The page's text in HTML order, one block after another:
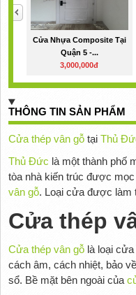
Cửa Nhựa Composite Tại
Quận 5 -...
3,000,000đ
THÔNG TIN SẢN PHẨM
Cửa thép vân gỗtại Thủ
Thủ Đức là một thành phố
tòa nhà kiến trúc được
vân gỗ. Loại cửa được làm
Cửa thép
Cửa thép vân gỗlà loại cửa
cách âm, cách nhiệt, bảo
sổ. Bề mặt bên ngoài của